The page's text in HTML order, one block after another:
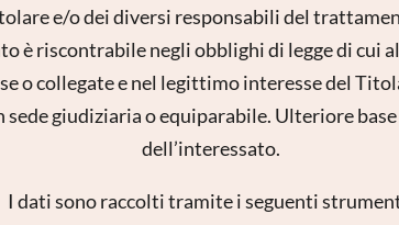
e/o dei diversi responsabili del
è riscontrabile negli obblighi di legge di cui
o collegate e nel legittimo interesse del
giudiziaria o equiparabile. Ulteriore
dell’interessato.
I dati sono raccolti tramite i seguenti